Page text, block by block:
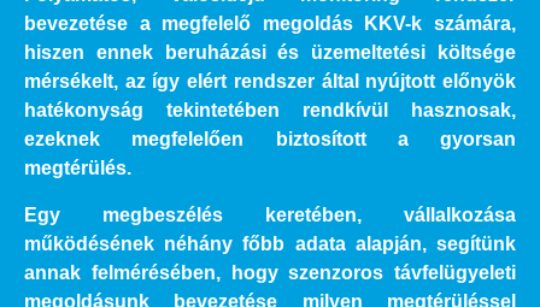
bevezetése a megfelelő megoldás KKV-k számára,
hiszen ennek beruházási és üzemeltetési költsége
mérsékelt, az így elért rendszer által nyújtott előnyök
hatékonyság tekintetében rendkívül hasznosak,
ezeknek megfelelően biztosított a gyorsan
megtérülés.
Egy megbeszélés keretében, vállalkozása
működésének néhány főbb adata alapján, segítünk
annak felmérésében, hogy szenzoros távfelügyeleti
megoldásunk bevezetése milyen megtérüléssel